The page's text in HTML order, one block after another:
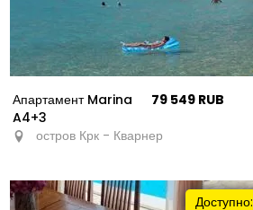
Апартамент Marina
A4+3
79 549 RUB
остров Крк - Кварнер
Доступно: